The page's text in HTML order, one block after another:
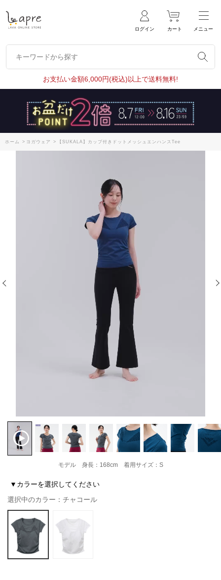
ログイン カート メニュー
キーワードから探す
キーワードから探す
お支払い金額6,000円(税込)以上で送料無料!
ホーム > ヨガウェア > 【SUKALA】カップ付きドットメッシュエンハンスTee
モデル 身長：168cm 着用サイズ：S
▼カラーを選択してください
選択中のカラー：チャコール